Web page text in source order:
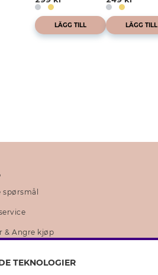
LÄGG TILL LÄGG TILL
spørsmål
& Angre kjøp
TEKNOLOGIER